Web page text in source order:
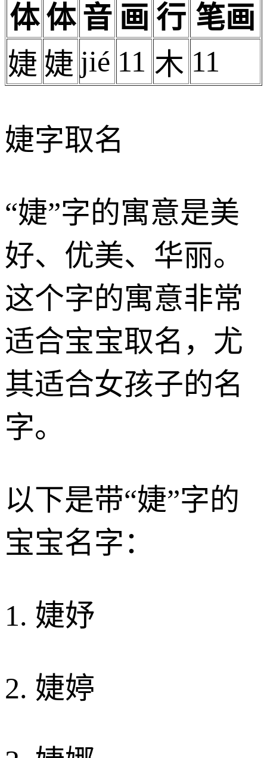
体 体 音 画 行 笔画
婕 婕 jié 11 木 11
婕字取名
“婕”字的寓意是美
好、优美、华丽。
这个字的寓意非常
适合宝宝取名，尤
其适合女孩子的名
字。
以下是带“婕”字的
宝宝名字：
1. 婕妤
2. 婕婷